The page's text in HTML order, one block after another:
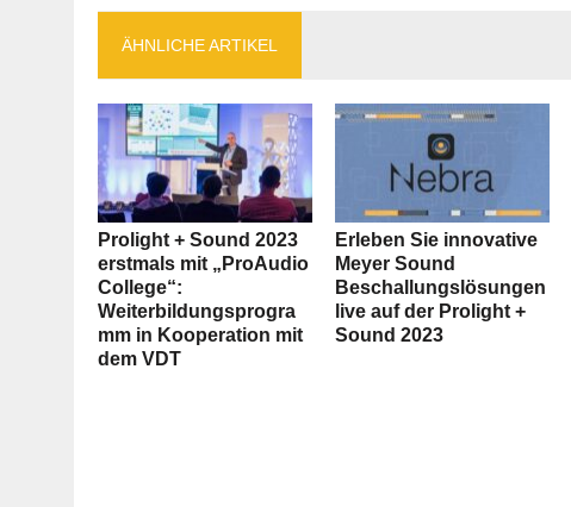
ÄHNLICHE ARTIKEL
Prolight + Sound 2023
erstmals mit „ProAudio
College“:
Weiterbildungsprogra
mm in Kooperation mit
dem VDT
Erleben Sie innovative
Meyer Sound
Beschallungslösungen
live auf der Prolight +
Sound 2023